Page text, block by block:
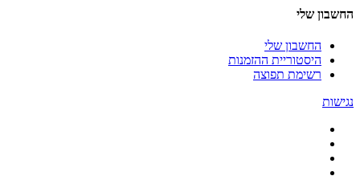
החשבון שלי
החשבון שלי
היסטוריית ההזמנות
רשימת תפוצה
נגישות